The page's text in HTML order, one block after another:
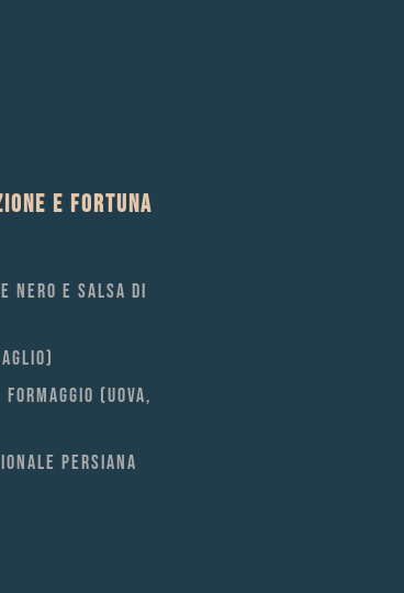
E FORTUNA
NERO E SALSA DI
(UOVA,
PERSIANA